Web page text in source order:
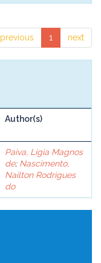
previous 1 next
Author(s)
Paiva, Lígia Magnos
de; Nascimento,
Nailton Rodrigues
do